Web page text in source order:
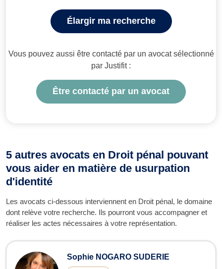
Élargir ma recherche
Vous pouvez aussi être contacté par un avocat sélectionné
par Justifit :
Être contacté par un avocat
5 autres avocats en Droit pénal pouvant
vous aider en matière de usurpation
d'identité
Les avocats ci-dessous interviennent en Droit pénal, le domaine
dont relève votre recherche. Ils pourront vous accompagner et
réaliser les actes nécessaires à votre représentation.
Sophie NOGARO SUDERIE